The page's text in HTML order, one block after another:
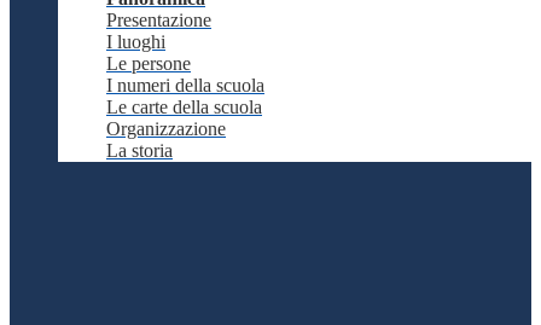
Presentazione
I luoghi
Le persone
I numeri della scuola
Le carte della scuola
Organizzazione
La storia